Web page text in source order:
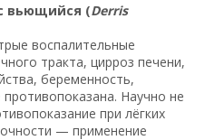
вьющийся (Derris
воспалительные
тракта, цирроз печени,
беременность,
Научно не
при лёгких
— применение